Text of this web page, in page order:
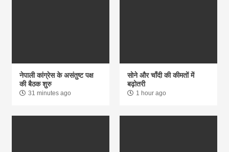
नेपाली कांग्रेस के असंतुष्ट पक्ष
की बैठक शुरु
31 minutes ago
सोने और चाँदी की कीमतों में
बढ़ोतरी
1 hour ago